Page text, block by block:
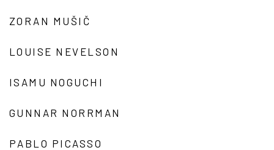
ZORAN MUŠIČ
LOUISE NEVELSON
ISAMU NOGUCHI
GUNNAR NORRMAN
PABLO PICASSO